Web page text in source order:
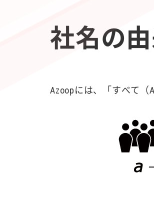
社名の
Azoopには、「すべて